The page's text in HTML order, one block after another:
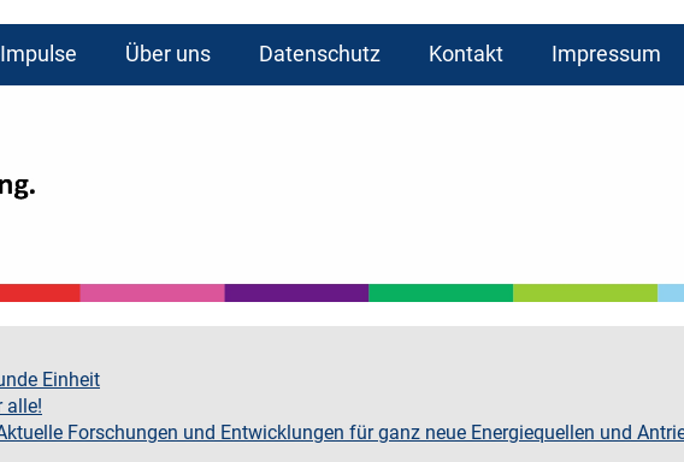
Über uns Datenschutz Kontakt Impressum
Einheit
alle!
Forschungen und Entwicklungen für ganz neue Energiequellen und